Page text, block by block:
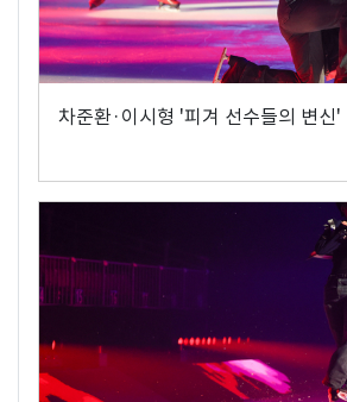
차준환·이시형 '피겨 선수들의 변신'